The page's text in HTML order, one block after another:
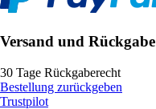
Versand und Rückgabe
30 Tage Rückgaberecht
Bestellung zurückgeben
Trustpilot